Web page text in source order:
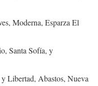
Moderna, Esparza El
Santa Sofía, y
Libertad, Abastos, Nueva